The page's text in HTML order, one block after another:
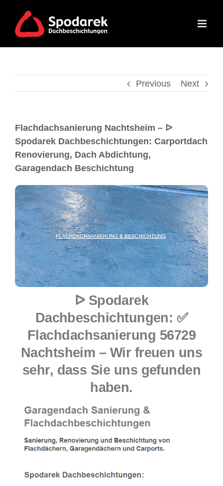
Previous Next
Flachdachsanierung Nachtsheim – ᐅ
Spodarek Dachbeschichtungen: Carportdach
Renovierung, Dach Abdichtung,
Garagendach Beschichtung
ᐅ Spodarek
Dachbeschichtungen: ✅
Flachdachsanierung 56729
Nachtsheim – Wir freuen uns
sehr, dass Sie uns gefunden
haben.